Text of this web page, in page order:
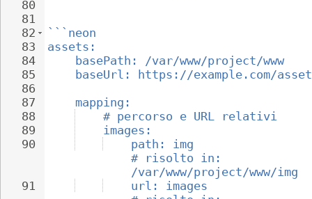
80
81
82
83
84
85
86
87
88
89
90
91
```neon
assets:
basePath: /var/www/project/www
baseUrl: https://example.com/
mapping:
# percorso e URL relativi
images:
path:
# risolto in:
/var/www/project/www/img
url: